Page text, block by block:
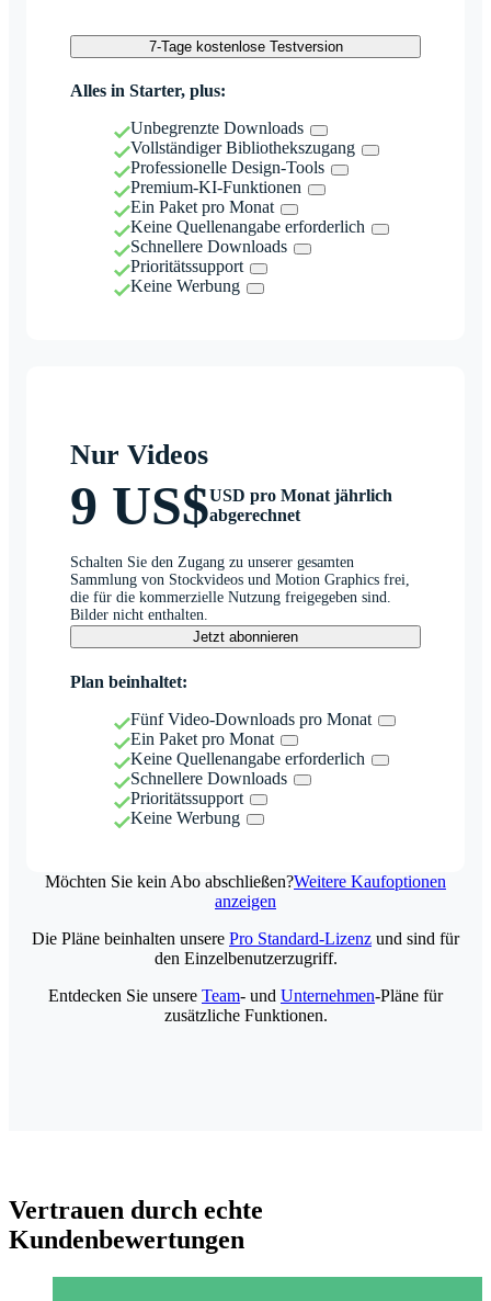
7-Tage kostenlose Testversion
Alles in Starter, plus:
Unbegrenzte Downloads
Vollständiger Bibliothekszugang
Professionelle Design-Tools
Premium-KI-Funktionen
Ein Paket pro Monat
Keine Quellenangabe erforderlich
Schnellere Downloads
Prioritätssupport
Keine Werbung
Nur Videos
9 US$USD pro Monat jährlich
abgerechnet
Schalten Sie den Zugang zu unserer gesamten
Sammlung von Stockvideos und Motion Graphics frei,
die für die kommerzielle Nutzung freigegeben sind.
Bilder nicht enthalten.
Jetzt abonnieren
Plan beinhaltet:
Fünf Video-Downloads pro Monat
Ein Paket pro Monat
Keine Quellenangabe erforderlich
Schnellere Downloads
Prioritätssupport
Keine Werbung
Möchten Sie kein Abo abschließen?Weitere Kaufoptionen
anzeigen
Die Pläne beinhalten unsere Pro Standard-Lizenz und sind für
den Einzelbenutzerzugriff.
Entdecken Sie unsere Team- und Unternehmen-Pläne für
zusätzliche Funktionen.
Vertrauen durch echte
Kundenbewertungen